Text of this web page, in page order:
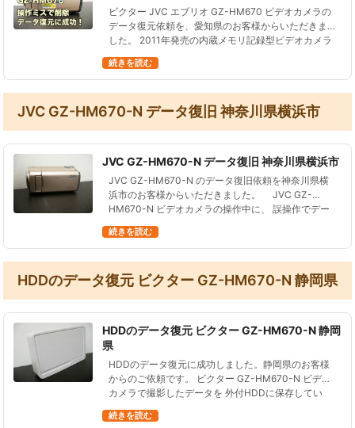
ビクター JVC エブリオ GZ-HM670 ビデオカメラの
データ復元依頼を、愛知県のお客様からいただきま
した。 2011年発売の内蔵メモリ記録型ビデオカメラ
事なデータを無…
続きを読む
JVC GZ-HM670-N データ復旧 神奈川県横浜市
JVC GZ-HM670-N データ復旧 神奈川県横浜市
JVC GZ-HM670-N のデータ復旧依頼を神奈川県横
浜市のお客様からいただきました。 JVC GZ-
HM670-N ビデオカメラの操作中に、 誤操作でデー
続きを読む
HDDのデータ復元 ビクター GZ-HM670-N 静岡県
HDDのデータ復元 ビクター GZ-HM670-N 静岡
県
HDDのデータ復元に成功しました。静岡県のお客様
からのご依頼です。 ビクター GZ-HM670-N ビデオ
カメラで撮影したデータを 外付HDDに保存してい
ータを初…
続きを読む